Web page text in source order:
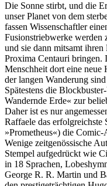
Die Sonne stirbt, und die
unser Planet von dem
fassen Wissenschaftler
Fusionstriebwerke werden
und sie dann mitsamt
Proxima Centauri bringen.
Menschheit dort eine
der langen Wanderung
Spätestens die
Wandernde Erde« zur
Daher ist es nur
Raffaele das
»Prometheus«) die Comic-
Wenige zeitgenössische
Stempel aufgedrückt wie
in 18 Sprachen,
George R. R. Martin und